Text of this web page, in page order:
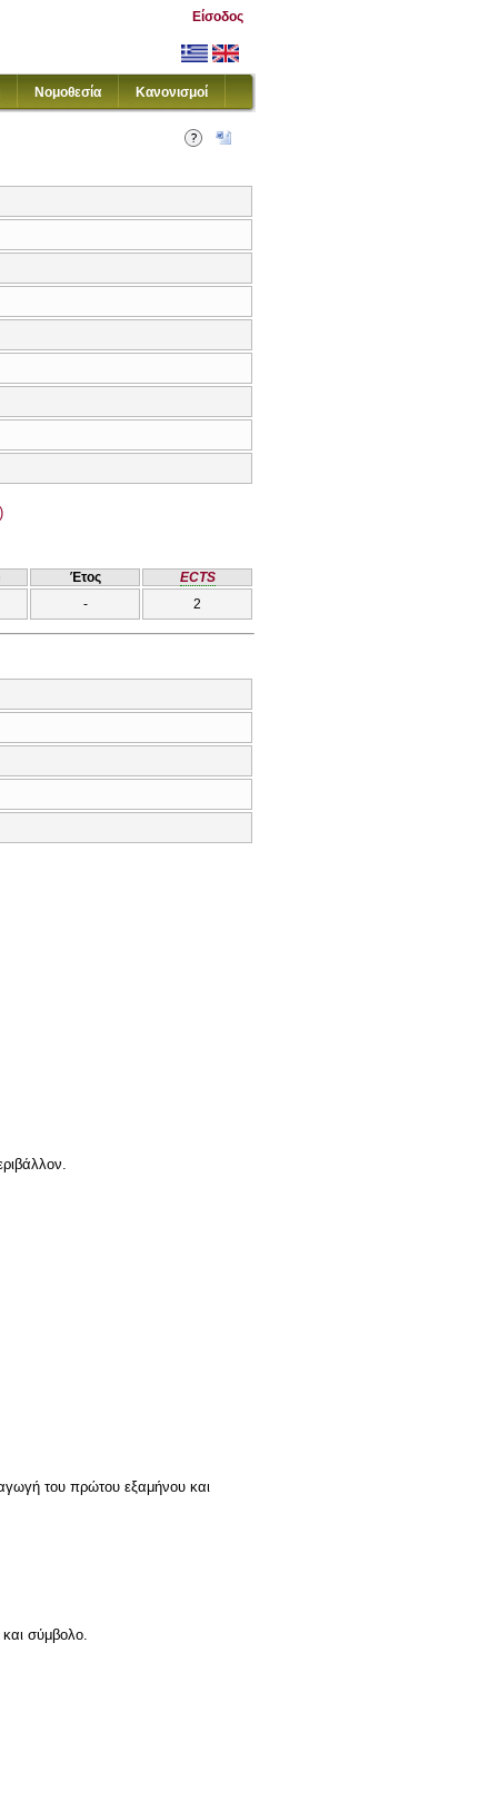
Είσοδος
Νομοθεσία Κανονισμοί
Έτος
ECTS
- 2
του πρώτου εξαμήνου και
σύμβολο.